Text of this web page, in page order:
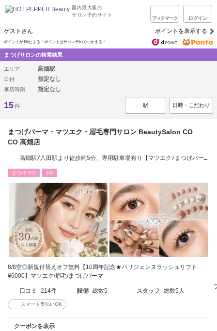
国内最大級の
サロン予約サイト
ブックマーク ログイン
ゲストさん ポイントを表示する
ポイントが1%たまる！ポイントはサロン予約でつかえる！
まつげサロンの検索結果
エリア 高畑駅
日付 指定なし
来店時刻 指定なし
15件 駅 日時・こだわり
まつげパーマ・マツエク・眉毛専門サロン BeautySalon CO
CO 高畑店
高畑駅/八田駅より徒歩約5分、専用駐車場有り【マツエク/まつげパー
まつげ･ﾒｲｸ ﾈｲﾙ
8/8空◎新規付替えオフ無料【10周年記念★パリジェンヌラッシュリフト
¥6000】マツエク/眉毛/まつげパーマ
口コミ 214件 設備 総数5 スタッフ 総数5人
スマート支払いOK
クーポンを表示